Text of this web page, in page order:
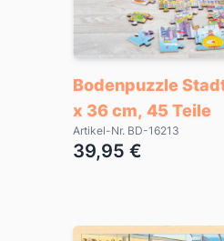
Bodenpuzzle
x 36 cm, 45 Teile
Artikel-Nr. BD-16213
39,95 €